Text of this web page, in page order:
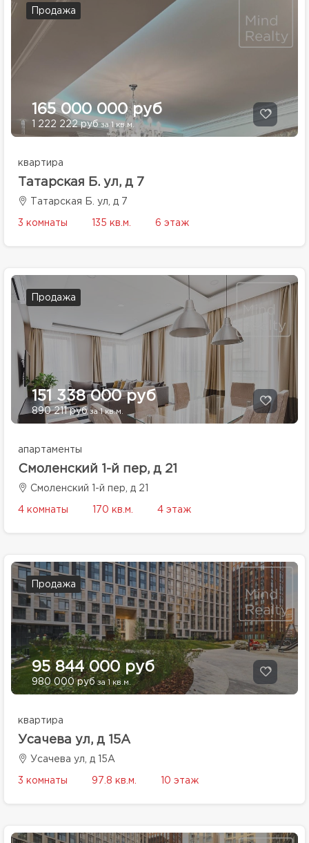
Продажа
165 000 000 руб
1 222 222 руб за 1 кв.м.
квартира
Татарская Б. ул, д 7
Татарская Б. ул, д 7
3 комнаты 135 кв.м. 6 этаж
Продажа
151 338 000 руб
890 211 рубза 1 кв.м.
апартаменты
Смоленский 1-й пер, д 21
Смоленский 1-й пер, д 21
4 комнаты 170 кв.м. 4 этаж
Продажа
95 844 000 руб
980 000 руб за 1 кв.м.
квартира
Усачева ул, д 15А
Усачева ул, д 15А
3 комнаты 97.8 кв.м. 10 этаж